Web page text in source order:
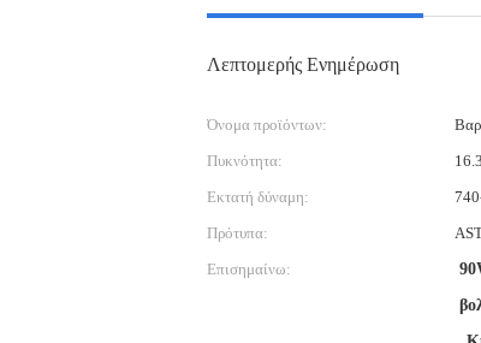
Λεπτομερής Ενημέρωση
Όνομα προϊόντων:
Πυκνότητα:
Εκτατή δύναμη:
Πρότυπα:
Επισημαίνω: